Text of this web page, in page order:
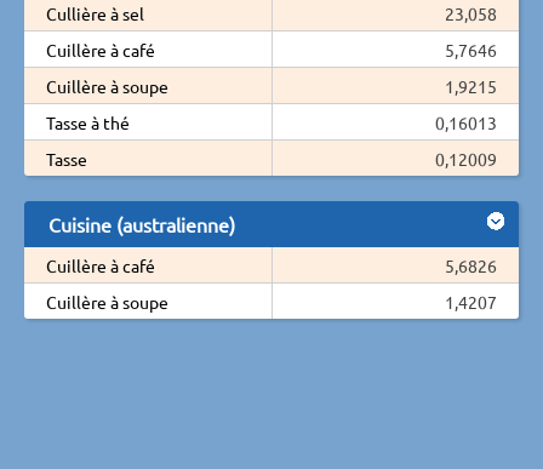
Cullière à sel
23,058
Cuillère à café
5,7646
Cuillère à soupe
1,9215
Tasse à thé
0,16013
Tasse
0,12009
Cuisine (australienne)
Cuillère à café
5,6826
Cuillère à soupe
1,4207